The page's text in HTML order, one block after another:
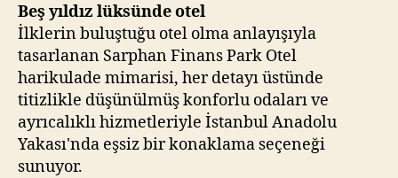
Beş yıldız lüksünde otel
İlklerin buluştuğu otel olma anlayışıyla
tasarlanan Sarphan Finans Park Otel
harikulade mimarisi, her detayı üstünde
titizlikle düşünülmüş konforlu odaları ve
ayrıcalıklı hizmetleriyle İstanbul Anadolu
Yakası'nda eşsiz bir konaklama seçeneği
sunuyor.